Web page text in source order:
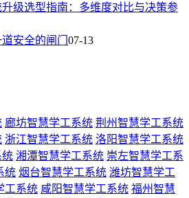
级选型指南：多维度对比与决策参
安全的闸门 07-13
廊坊智慧学工系统 荆州智慧学工系统
浙江智慧学工系统 洛阳智慧学工系统
统 湘潭智慧学工系统 崇左智慧学工系
统 烟台智慧学工系统 潍坊智慧学工
工系统 咸阳智慧学工系统 福州智慧